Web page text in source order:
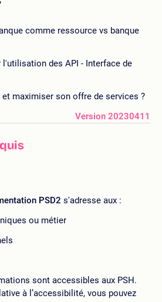
comme ressource vs banque
des API - Interface de
maximiser son offre de services ?
Version 20230411
PSD2 s'adresse aux :
ou métier
sont accessibles aux PSH.
à l’accessibilité, vous pouvez